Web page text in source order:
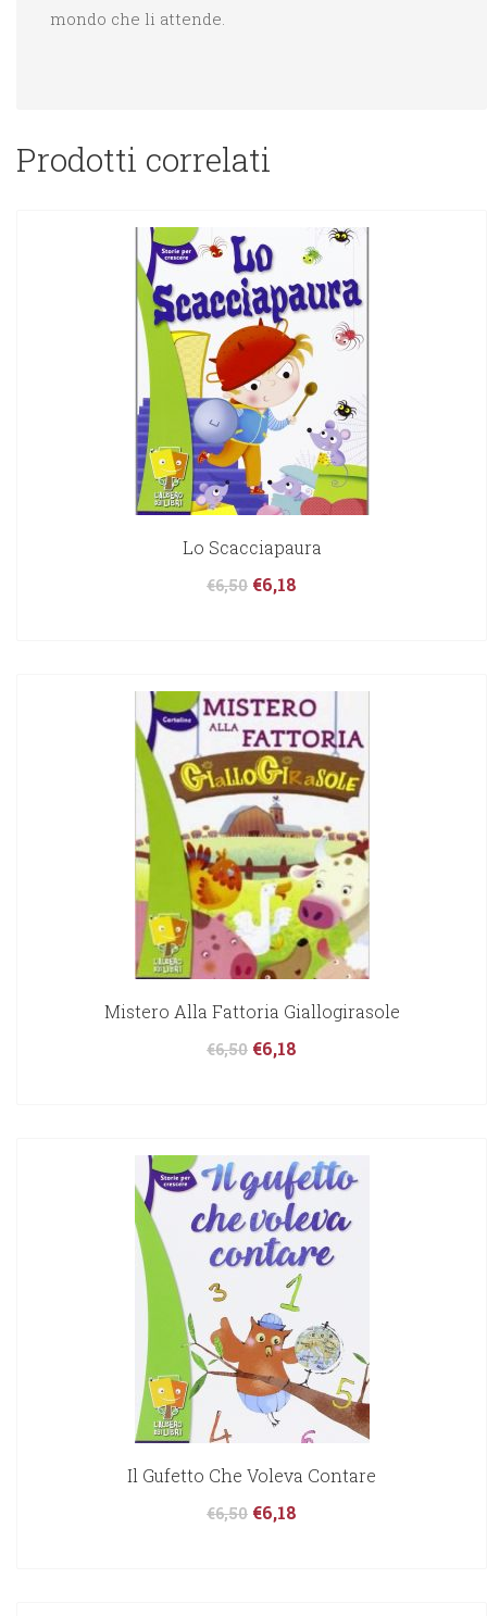
mondo che li attende.
Prodotti correlati
Lo Scacciapaura
€6,50 €6,18
Mistero Alla Fattoria Giallogirasole
€6,50 €6,18
Il Gufetto Che Voleva Contare
€6,50 €6,18